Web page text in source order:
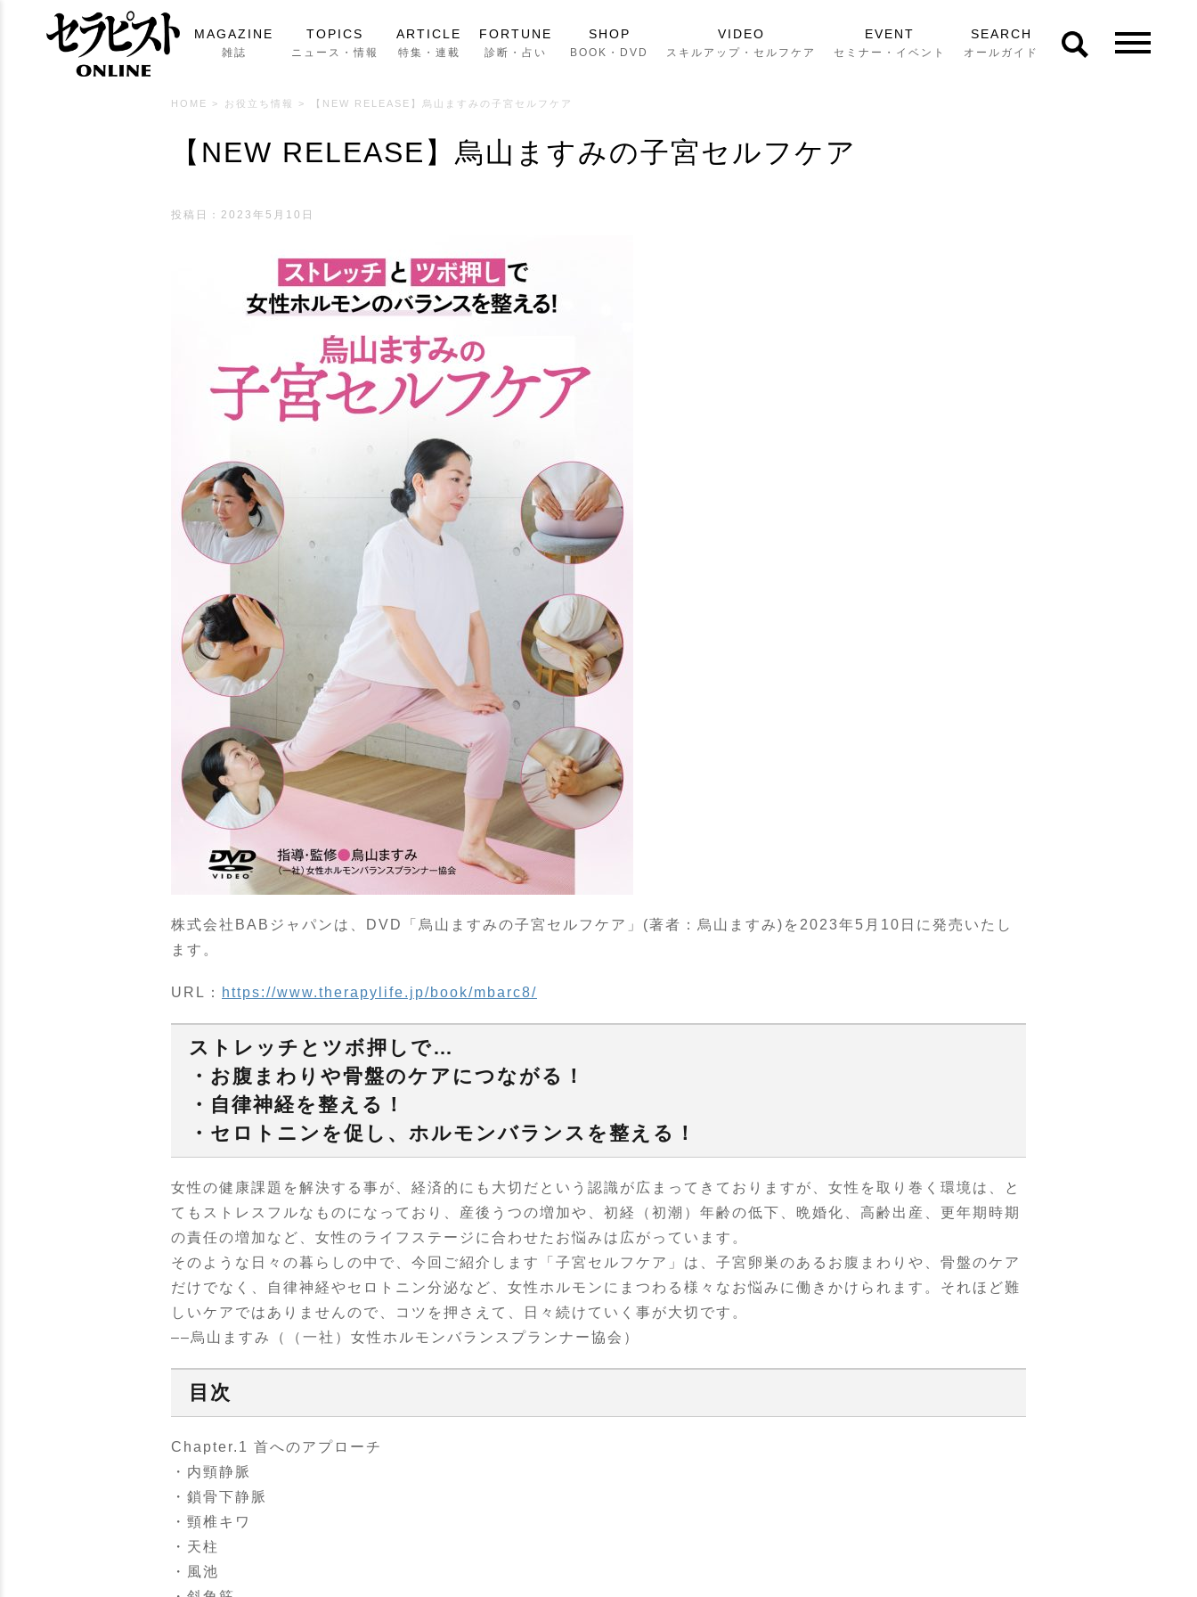
MAGAZINE
雑誌
TOPICS
ニュース・情報
ARTICLE
特集・連載
FORTUNE
診断・占い
SHOP
BOOK・DVD
VIDEO
スキルアップ・セルフケア
EVENT
セミナー・イベント
SEARCH
オールガイド
HOME > お役立ち情報 > 【NEW RELEASE】烏山ますみの子宮セルフケア
【NEW RELEASE】烏山ますみの子宮セルフケア
投稿日：2023年5月10日
株式会社BABジャパンは、DVD「烏山ますみの子宮セルフケア」(著者：烏山ますみ)を2023年5月10日に発売いたし
ます。
URL： https://www.therapylife.jp/book/mbarc8/
ストレッチとツボ押しで…
・お腹まわりや骨盤のケアにつながる！
・自律神経を整える！
・セロトニンを促し、ホルモンバランスを整える！
女性の健康課題を解決する事が、経済的にも大切だという認識が広まってきておりますが、女性を取り巻く環境は、と
てもストレスフルなものになっており、産後うつの増加や、初経（初潮）年齢の低下、晩婚化、高齢出産、更年期時期
の責任の増加など、女性のライフステージに合わせたお悩みは広がっています。
そのような日々の暮らしの中で、今回ご紹介します「子宮セルフケア」は、子宮卵巣のあるお腹まわりや、骨盤のケア
だけでなく、自律神経やセロトニン分泌など、女性ホルモンにまつわる様々なお悩みに働きかけられます。それほど難
しいケアではありませんので、コツを押さえて、日々続けていく事が大切です。
––烏山ますみ（（一社）女性ホルモンバランスプランナー協会）
目次
Chapter.1 首へのアプローチ
・内頸静脈
・鎖骨下静脈
・頸椎キワ
・天柱
・風池